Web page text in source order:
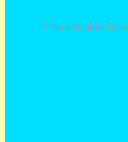
Preia articolele